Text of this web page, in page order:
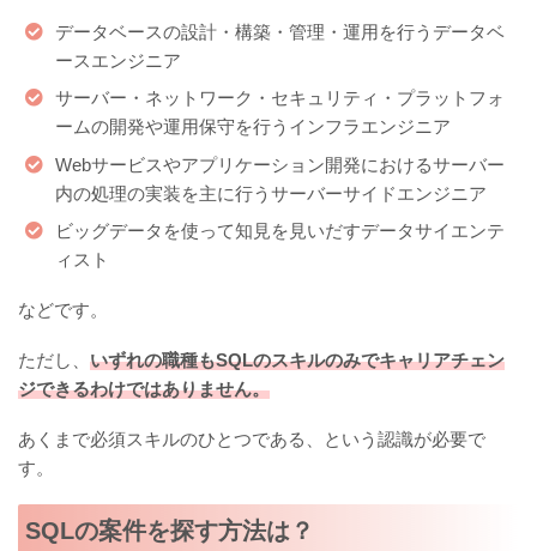
データベースの設計・構築・管理・運用を行うデータベ
ースエンジニア
サーバー・ネットワーク・セキュリティ・プラットフォ
ームの開発や運用保守を行うインフラエンジニア
Webサービスやアプリケーション開発におけるサーバー
内の処理の実装を主に行うサーバーサイドエンジニア
ビッグデータを使って知見を見いだすデータサイエンテ
ィスト
などです。
ただし、 いずれの職種もSQLのスキルのみでキャリアチェン
ジできるわけではありません。
あくまで必須スキルのひとつである、という認識が必要で
す。
SQLの案件を探す方法は？